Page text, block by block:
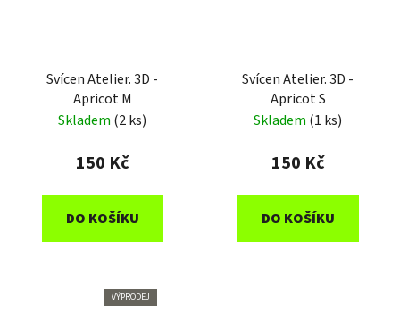
Svícen Atelier. 3D -
Apricot M
Skladem (2 ks)
150 Kč
DO KOŠÍKU
Svícen Atelier. 3D -
Apricot S
Skladem (1 ks)
150 Kč
DO KOŠÍKU
VÝPRODEJ